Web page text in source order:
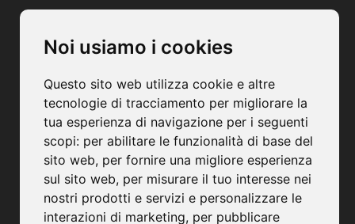
Noi usiamo i cookies
Questo sito web utilizza cookie e altre
tecnologie di tracciamento per migliorare la
tua esperienza di navigazione per i seguenti
scopi: per abilitare le funzionalità di base del
sito web, per fornire una migliore esperienza
sul sito web, per misurare il tuo interesse nei
nostri prodotti e servizi e personalizzare le
interazioni di marketing, per pubblicare
Sede Legale e Operativa:
31050 – Merlengo di Ponzano Veneto – TV
C.F. e P.IVA: 04931650263
PEC: mgmorandingraziotto@pec.it
Camera di Commercio di Treviso-Belluno
Numero Rea: TV-411358
Capitale Sociale: € 20.000,00 (I.V.)